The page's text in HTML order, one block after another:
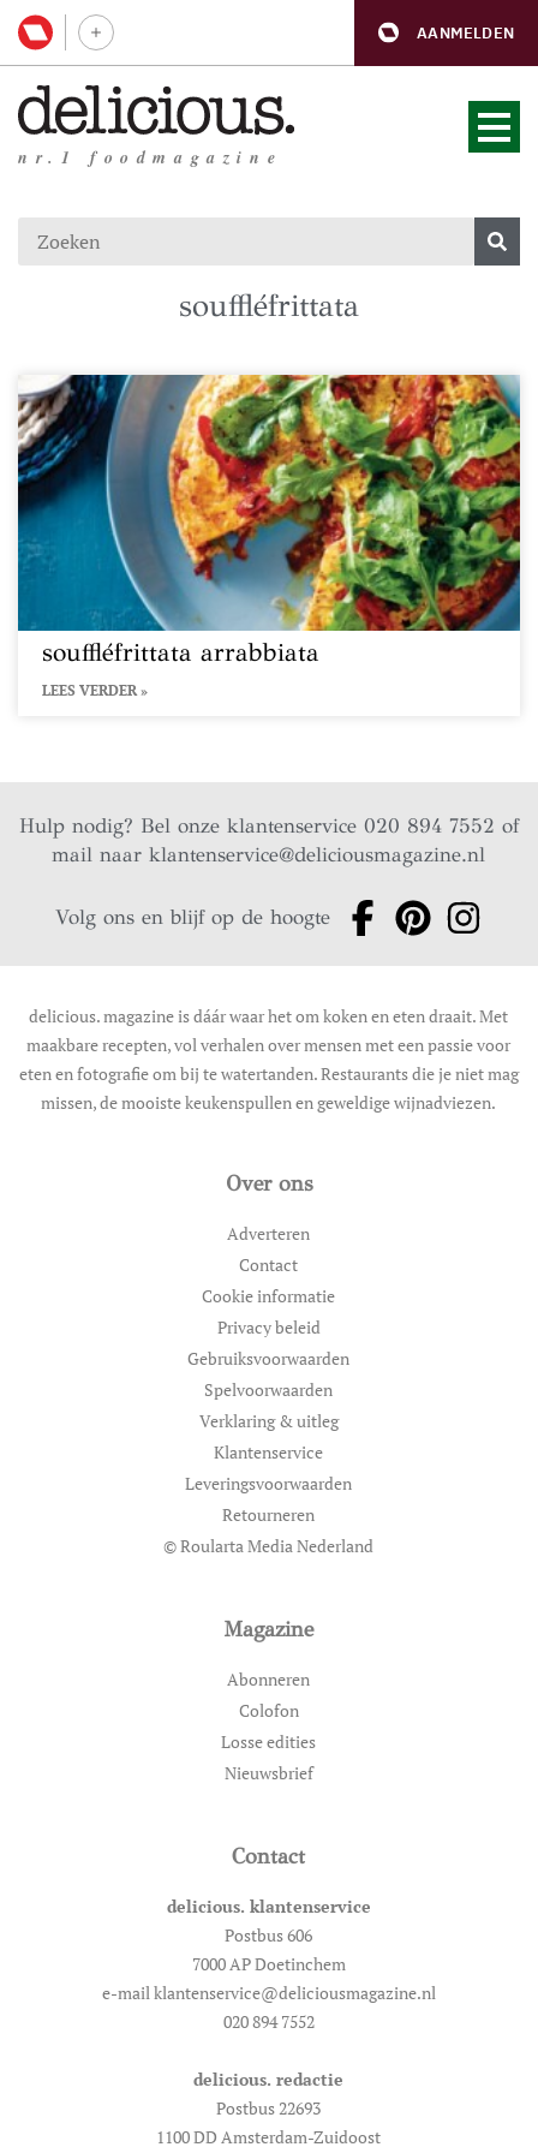
AANMELDEN
nr.1 foodmagazine
souffléfrittata
souffléfrittata arrabbiata
LEES VERDER »
Hulp nodig? Bel onze klantenservice 020 894 7552 of
mail naarklantenservice@deliciousmagazine.nl
Volg ons en blijf op de hoogte
delicious. magazine is dáár waar het om koken en eten draait. Met
maakbare recepten, vol verhalen over mensen met een passie voor
eten en fotografie om bij te watertanden. Restaurants die je niet mag
missen, de mooiste keukenspullen en geweldige wijnadviezen.
Over ons
Adverteren
Contact
Cookie informatie
Privacy beleid
Gebruiksvoorwaarden
Spelvoorwaarden
Verklaring & uitleg
Klantenservice
Leveringsvoorwaarden
Retourneren
© Roularta Media Nederland
Magazine
Abonneren
Colofon
Losse edities
Nieuwsbrief
Contact
delicious. klantenservice
Postbus 606
7000 AP Doetinchem
e-mail klantenservice@deliciousmagazine.nl
020 894 7552
delicious. redactie
Postbus 22693
1100 DD Amsterdam-Zuidoost